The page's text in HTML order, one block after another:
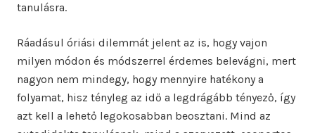
tanulásra.
Ráadásul óriási dilemmát jelent az is, hogy vajon
milyen módon és módszerrel érdemes belevágni, mert
nagyon nem mindegy, hogy mennyire hatékony a
folyamat, hisz tényleg az idő a legdrágább tényező, így
azt kell a lehető legokosabban beosztani. Mind az